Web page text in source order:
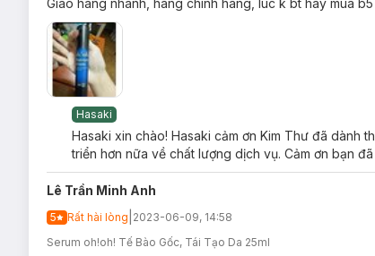
Hỗ trợ quá trình làm lành vết thương và là mờ
Avena Sativa (Oat) Kernel Extract (chiết xuất yến
Beta-glucan trong chiết xuất bảo vệ và hydrat
Centellosides (asiaticoside, madecassoside, asiatic
Còn được gọi là Saponin Triterpenoid
GAGs và Collagen.
Chiết xuất Rau Má nổi bật với nhiều công dụng
Pro Anti- Irritant Complex -
Dipotassium glycyrrhizinate
Hasaki
Hasaki xin chào! Hasaki cảm ơn Kim Thư đã dành
triển hơn nữa về chất lượng dịch vụ. Cảm ơn bạn
Lê Trần Minh Anh
5 Rất hài lòng 2023-06-09, 14:58
Serum oh!oh! Tế Bào Gốc, Tái Tạo Da 25ml